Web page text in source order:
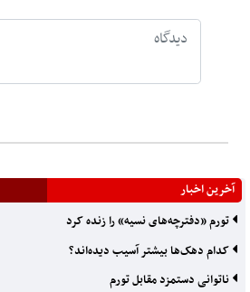
آخرین اخبار
تورم «دفترچه‌های نسیه» را زنده کرد
کدام دهک‌ها بیشتر آسیب دیده‌اند؟
ناتوانی دستمزد مقابل تورم